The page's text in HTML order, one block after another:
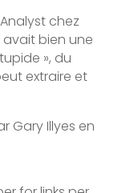
chez
avait bien une
», du
extraire et
Gary Illyes en